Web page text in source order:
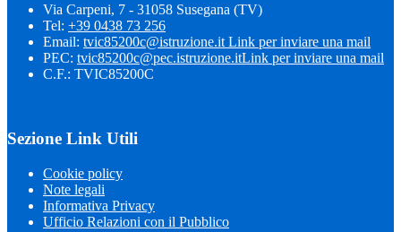
Via Carpeni, 7 - 31058 Susegana (TV)
Tel: +39 0438 73 256
Email: tvic85200c@istruzione.it Link per inviare una mail
PEC: tvic85200c@pec.istruzione.itLink per inviare una mail
C.F.: TVIC85200C
Sezione Link Utili
Cookie policy
Note legali
Informativa Privacy
Ufficio Relazioni con il Pubblico